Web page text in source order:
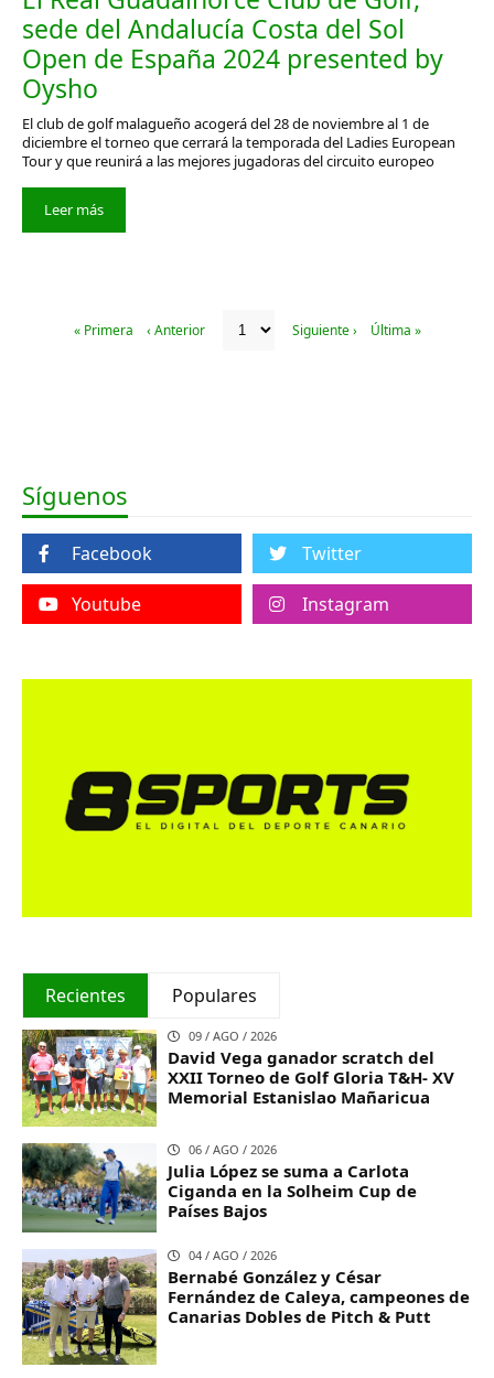
sede del Andalucía Costa del Sol
Open de España 2024 presented by
Oysho
El club de golf malagueño acogerá del 28 de noviembre al 1 de
diciembre el torneo que cerrará la temporada del Ladies European
Tour y que reunirá a las mejores jugadoras del circuito europeo
Leer más
« Primera ‹ Anterior Siguiente › Última »
Síguenos
Facebook Twitter
Youtube Instagram
Recientes Populares
09 / AGO / 2026
David Vega ganador scratch del
XXII Torneo de Golf Gloria T&H- XV
Memorial Estanislao Mañaricua
06 / AGO / 2026
Julia López se suma a Carlota
Ciganda en la Solheim Cup de
Países Bajos
04 / AGO / 2026
Bernabé González y César
Fernández de Caleya, campeones de
Canarias Dobles de Pitch & Putt